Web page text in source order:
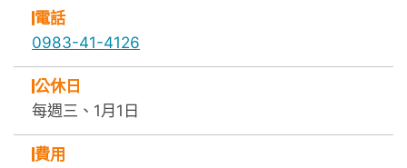
電話
0983-41-4126
公休日
每週三、1月1日
費用